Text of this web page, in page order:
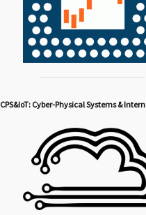
CPS&IoT: Cyber-Physical Systems &